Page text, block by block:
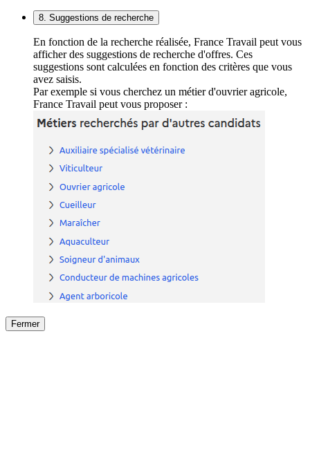
8. Suggestions de recherche
En fonction de la recherche réalisée, France Travail peut vous
afficher des suggestions de recherche d'offres. Ces
suggestions sont calculées en fonction des critères que vous
avez saisis.
Par exemple si vous cherchez un métier d'ouvrier agricole,
France Travail peut vous proposer :
Fermer